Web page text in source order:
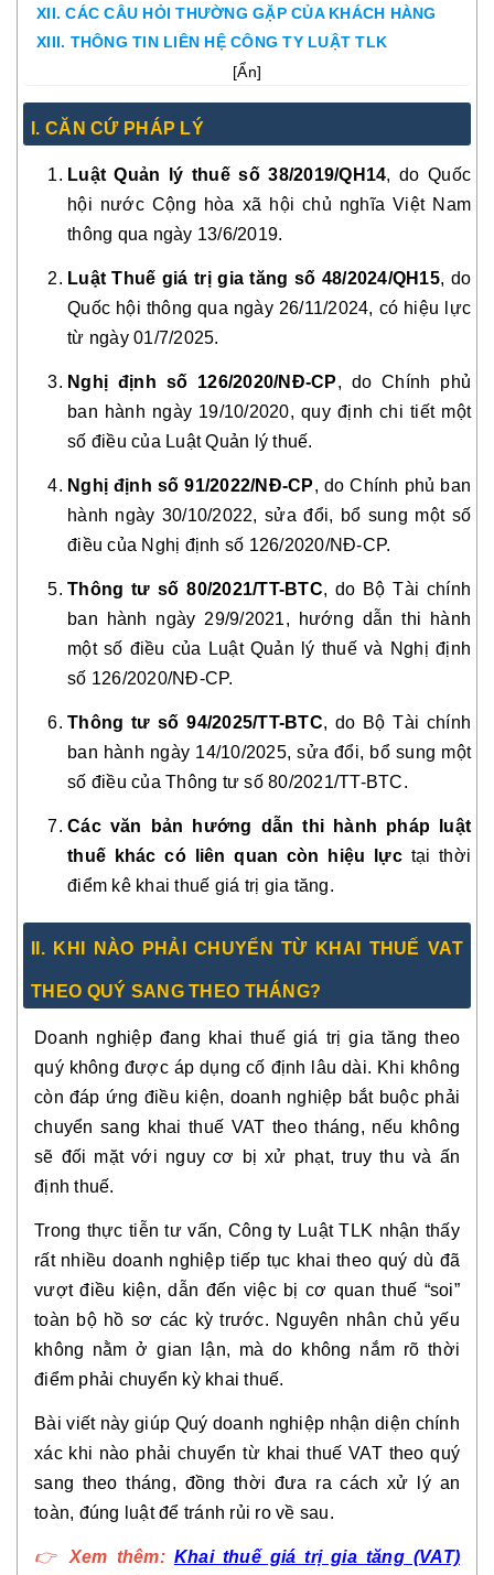
XII. CÁC CÂU HỎI THƯỜNG GẶP CỦA KHÁCH HÀNG
XIII. THÔNG TIN LIÊN HỆ CÔNG TY LUẬT TLK
[Ẩn]
I. CĂN CỨ PHÁP LÝ
Luật Quản lý thuế số 38/2019/QH14, do Quốc
hội nước Cộng hòa xã hội chủ nghĩa Việt Nam
thông qua ngày 13/6/2019.
Luật Thuế giá trị gia tăng số 48/2024/QH15, do
Quốc hội thông qua ngày 26/11/2024, có hiệu lực
từ ngày 01/7/2025.
Nghị định số 126/2020/NĐ-CP, do Chính phủ
ban hành ngày 19/10/2020, quy định chi tiết một
số điều của Luật Quản lý thuế.
Nghị định số 91/2022/NĐ-CP, do Chính phủ ban
hành ngày 30/10/2022, sửa đổi, bổ sung một số
điều của Nghị định số 126/2020/NĐ-CP.
Thông tư số 80/2021/TT-BTC, do Bộ Tài chính
ban hành ngày 29/9/2021, hướng dẫn thi hành
một số điều của Luật Quản lý thuế và Nghị định
số 126/2020/NĐ-CP.
Thông tư số 94/2025/TT-BTC, do Bộ Tài chính
ban hành ngày 14/10/2025, sửa đổi, bổ sung một
số điều của Thông tư số 80/2021/TT-BTC.
Các văn bản hướng dẫn thi hành pháp luật
thuế khác có liên quan còn hiệu lựctại thời
điểm kê khai thuế giá trị gia tăng.
II. KHI NÀO PHẢI CHUYỂN TỪ KHAI THUẾ VAT
THEO QUÝ SANG THEO THÁNG?
Doanh nghiệp đang khai thuế giá trị gia tăng theo
quý không được áp dụng cố định lâu dài. Khi không
còn đáp ứng điều kiện, doanh nghiệp bắt buộc phải
chuyển sang khai thuế VAT theo tháng, nếu không
sẽ đối mặt với nguy cơ bị xử phạt, truy thu và ấn
định thuế.
Trong thực tiễn tư vấn, Công ty Luật TLK nhận thấy
rất nhiều doanh nghiệp tiếp tục khai theo quý dù đã
vượt điều kiện, dẫn đến việc bị cơ quan thuế “soi”
toàn bộ hồ sơ các kỳ trước. Nguyên nhân chủ yếu
không nằm ở gian lận, mà do không nắm rõ thời
điểm phải chuyển kỳ khai thuế.
Bài viết này giúp Quý doanh nghiệp nhận diện chính
xác khi nào phải chuyển từ khai thuế VAT theo quý
sang theo tháng, đồng thời đưa ra cách xử lý an
toàn, đúng luật để tránh rủi ro về sau.
👉 Xem thêm: Khai thuế giá trị gia tăng (VAT)